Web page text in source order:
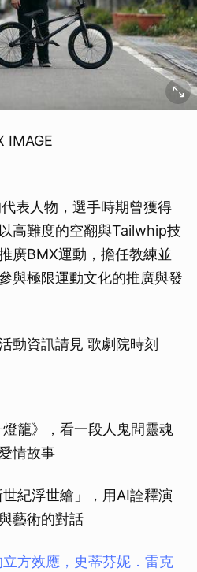
IMAGE
表人物，選手時期曾獲得
高難度的空翻與Tailwhip技
廣BMX運動，擔任教練並
與極限運動文化的推廣與發
動資訊請見 歌劇院時刻
籠》，看一段人鬼間靈魂
情故事
紀浮世繪」，用AI詮釋演
藝術的對話
方效應，史蒂芬妮．雷克